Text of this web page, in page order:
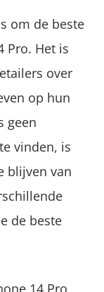
om de beste
Pro. Het is
over
op hun
geen
vinden, is
blijven van
de beste
14 Pro